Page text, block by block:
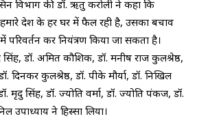
विभाग की डॉ. ऋतु करोली ने कहा कि
हमारे देश के हर घर में फैल रही है, उसका बचाव
कर नियंत्रण किया जा सकता है।
सिंह, डॉ. अमित कौशिक, डॉ. मनीष राज कुलश्रेष्ठ,
दिनकर कुलश्रेष्ठ, डॉ. पीके मौर्या, डॉ. निखिल
मृदु सिंह, डॉ. ज्योति वर्मा, डॉ. ज्योति पंकज, डॉ.
उपाध्याय ने हिस्सा लिया।